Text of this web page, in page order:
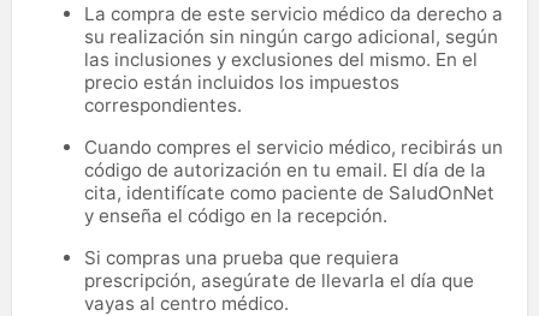
La compra de este servicio médico da derecho a
su realización sin ningún cargo adicional, según
las inclusiones y exclusiones del mismo. En el
precio están incluidos los impuestos
correspondientes.
Cuando compres el servicio médico, recibirás un
código de autorización en tu email. El día de la
cita, identifícate como paciente de SaludOnNet
y enseña el código en la recepción.
Si compras una prueba que requiera
prescripción, asegúrate de llevarla el día que
vayas al centro médico.